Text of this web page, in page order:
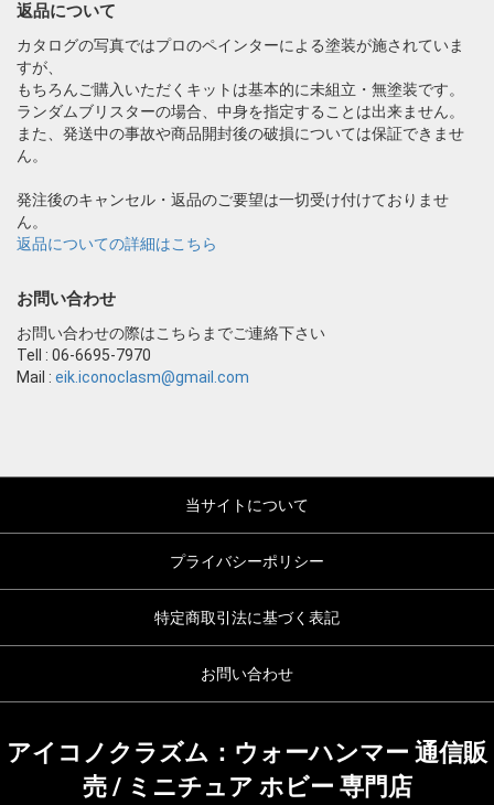
返品について
カタログの写真ではプロのペインターによる塗装が施されていま
すが、
もちろんご購入いただくキットは基本的に未組立・無塗装です。
ランダムブリスターの場合、中身を指定することは出来ません。
また、発送中の事故や商品開封後の破損については保証できませ
ん。
発注後のキャンセル・返品のご要望は一切受け付けておりませ
ん。
返品についての詳細はこちら
お問い合わせ
お問い合わせの際はこちらまでご連絡下さい
Tell : 06-6695-7970
Mail : eik.iconoclasm@gmail.com
当サイトについて
プライバシーポリシー
特定商取引法に基づく表記
お問い合わせ
アイコノクラズム：ウォーハンマー 通信販
売 / ミニチュア ホビー 専門店